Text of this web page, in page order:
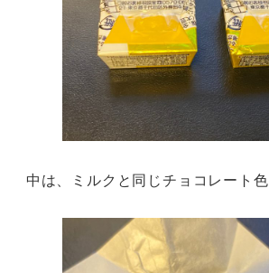
中は、ミルクと同じチョコレート色